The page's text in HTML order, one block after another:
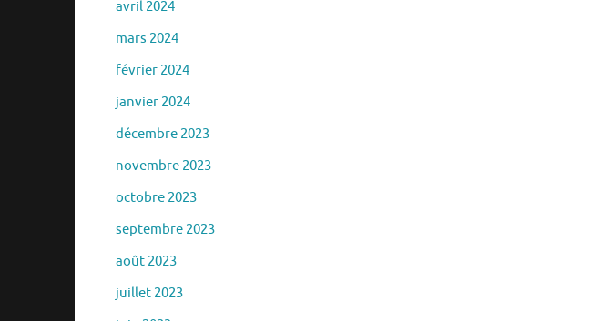
avril 2024
mars 2024
février 2024
janvier 2024
décembre 2023
novembre 2023
octobre 2023
septembre 2023
août 2023
juillet 2023